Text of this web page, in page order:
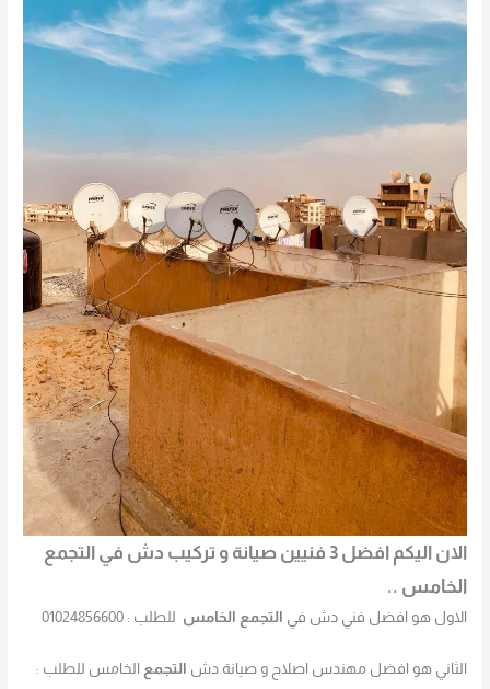
الان اليكم افضل 3 فنيين صيانة و تركيب دش في التجمع
الخامس ..
الاول هو افضل فني دش في التجمع الخامس للطلب : 01024856600
الثاني هو افضل مهندس اصلاح و صيانة دش التجمع الخامس للطلب :